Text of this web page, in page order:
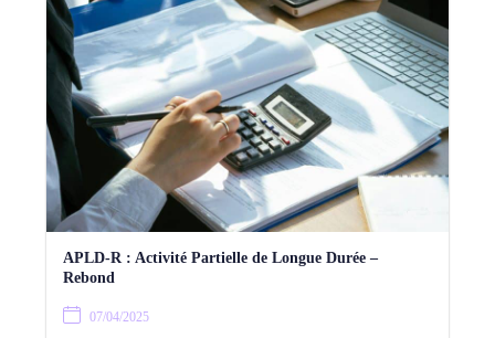
APLD-R : Activité Partielle de Longue Durée –
Rebond
07/04/2025